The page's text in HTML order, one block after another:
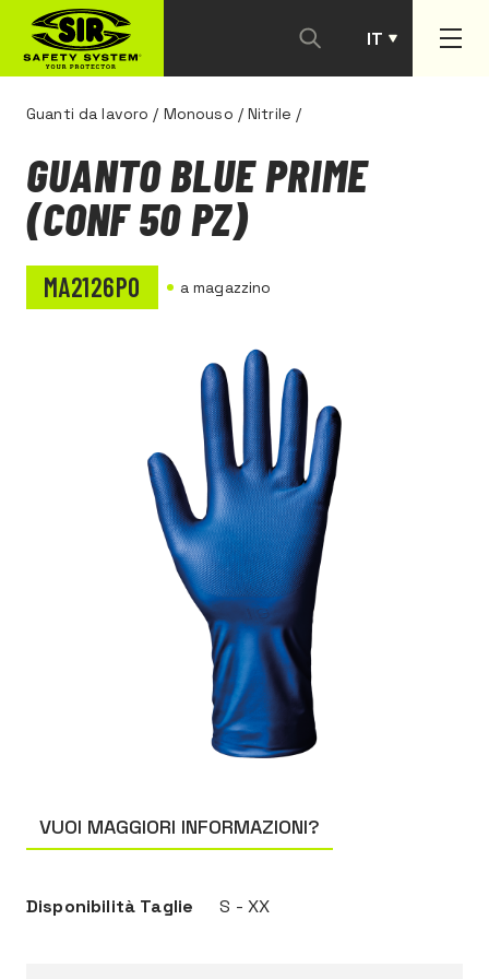
IT
PT
Guanti da lavoro / Monouso /Nitrile /
VUOI MAGGIORI INFORMAZIONI?
Disponibilità Taglie S - XX
GUANTO BLUE PRIME
(CONF 50 PZ)
MA2126P0 a magazzino